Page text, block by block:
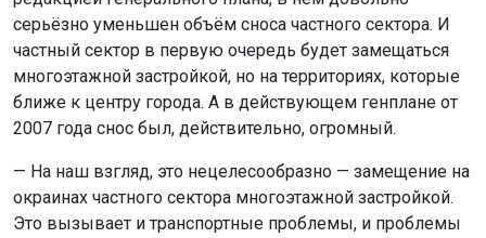
серьёзно уменьшен объём сноса частного сектора. И
частный сектор в первую очередь будет замещаться
многоэтажной застройкой, но на территориях, которые
ближе к центру города. А в действующем генплане от
2007 года снос был, действительно, огромный.
— На наш взгляд, это нецелесообразно — замещение на
окраинах частного сектора многоэтажной застройкой.
Это вызывает и транспортные проблемы, и проблемы